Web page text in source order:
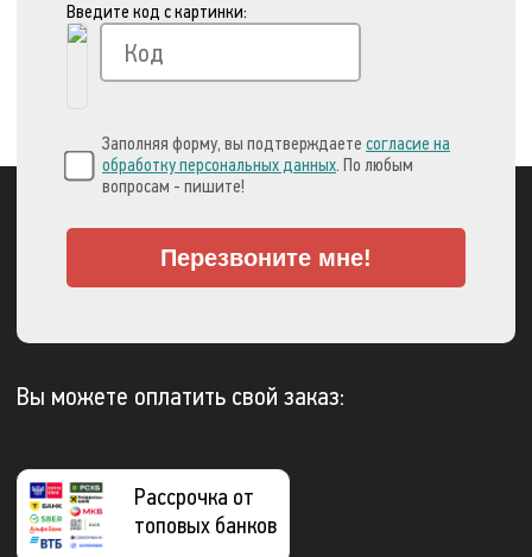
Введите код с картинки:
Заполняя форму, вы подтверждаете согласие на
обработку персональных данных. По любым
вопросам - пишите!
Перезвоните мне!
Вы можете оплатить свой заказ:
Рассрочка от
топовых банков